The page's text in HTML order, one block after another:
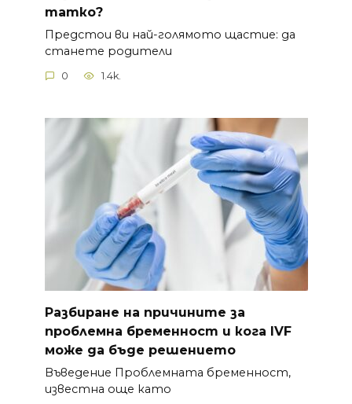
татко?
Предстои ви най-голямото щастие: да
станете родители
0 1.4k.
Разбиране на причините за
проблемна бременност и кога IVF
може да бъде решението
Въведение Проблемната бременност,
известна още като